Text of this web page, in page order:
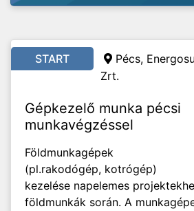
START
Pécs,
Zrt.
Gépkezelő munka pécsi
munkavégzéssel
Földmunkagépek
(pl.rakodógép, kotrógép)
kezelése napelemes
földmunkák során. A